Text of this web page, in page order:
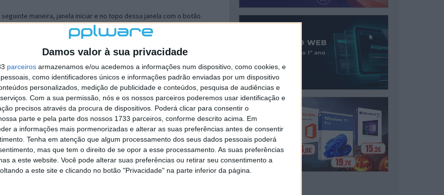
Damos valor à sua privacidade
parceiros armazenamos e/ou acedemos a informações num dispositivo, como cookies, e
como identificadores únicos e informações padrão enviadas por um dispositivo
personalizados, medição de publicidade e conteúdos, pesquisa de audiências e
Com a sua permissão, nós e os nossos parceiros poderemos usar identificação e
precisos através da procura de dispositivos. Poderá clicar para consentir o
parte e pela parte dos nossos 1733 parceiros, conforme descrito acima. Em
a informações mais pormenorizadas e alterar as suas preferências antes de consentir
Tenha em atenção que algum processamento dos seus dados pessoais poderá
mas que tem o direito de se opor a esse processamento. As suas preferências
a este website. Você pode alterar suas preferências ou retirar seu consentimento a
a este site e clicando no botão "Privacidade" na parte inferior da página.
maneira, janela iniciar e no topo dessa janela com o botão
separador Menu ‘Iniciar’ clica no botão ‘Personalizar’ aí
escolheres o Browser com que queres navegar e o gestor de
ao teu Firefox e nas ferramentas ou tools escolhes ‘Opções’ ou
e logo perto do fim encontras um local para colocares um visto
é o browser predefinido.
mail algum.